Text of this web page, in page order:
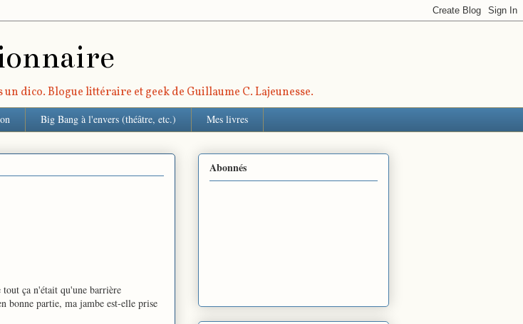
dico. Blogue littéraire et geek de Guillaume C. Lajeunesse.
Big Bang à l'envers (théâtre, etc.) Mes livres
ça n'était qu'une barrière
bonne partie, ma jambe est-elle prise
Abonnés